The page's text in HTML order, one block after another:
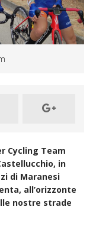
Cycling Team
in
di Maranesi
all’orizzonte
nostre strade